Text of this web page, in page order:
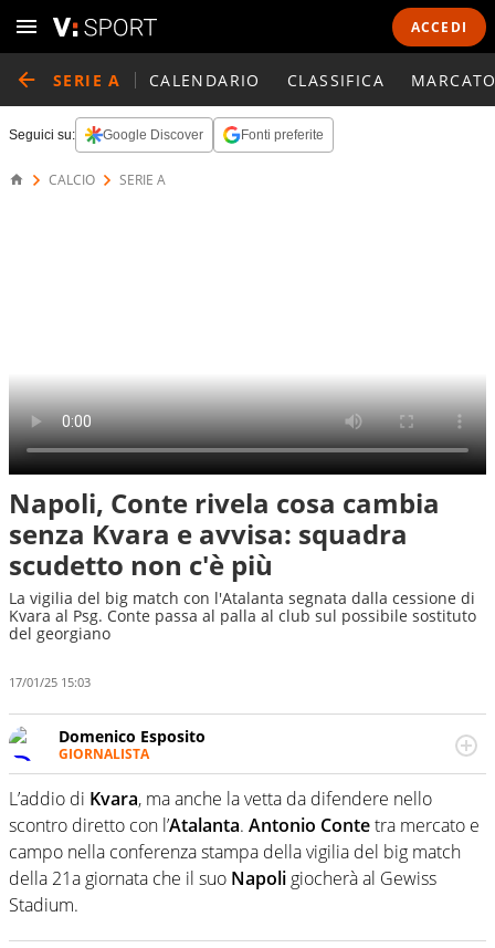
ACCEDI
SERIE A CALENDARIO CLASSIFICA
Seguici su: Google Discover Fonti preferite
CALCIO SERIE A
Napoli, Conte rivela cosa cambia
senza Kvara e avvisa: squadra
scudetto non c'è più
La vigilia del big match con l'Atalanta segnata dalla cessione di
Kvara al Psg. Conte passa al palla al club sul possibile sostituto
del georgiano
17/01/25 15:03
Domenico Esposito
GIORNALISTA
Da vent’anni in campo e sul campo per vivere ogni evento
in tutte le sue sfaccettature. Passione smisurata per il
calcio e per la sfera di cuoio. Il pallone è una cosa
serissima, guai a dirgli di no
L’addio di Kvara, ma anche la vetta da difendere nello
scontro diretto con l’Atalanta. Antonio Contetra mercato e
campo nella conferenza stampa della vigilia del big match
della 21a giornata che il suo Napoli giocherà al Gewiss
Stadium.